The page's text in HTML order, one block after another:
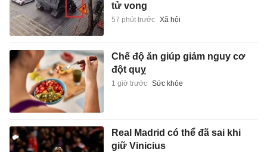
tử vong
57 phút trước Xã hội
Chế độ ăn giúp giảm nguy cơ
đột quỵ
1 giờ trước Sức khỏe
Real Madrid có thể đã sai khi
giữ Vinicius